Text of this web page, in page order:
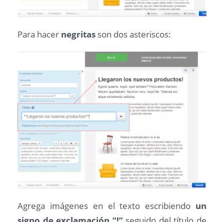
Para hacer negritas son dos asteriscos:
Agrega imágenes en el texto escribiendo un